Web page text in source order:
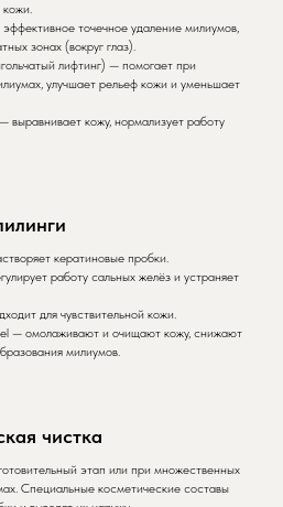
кожи.
точечное удаление милиумов,
зонах (вокруг глаз).
лифтинг) — помогает при
улучшает рельеф кожи и уменьшает
выравнивает кожу, нормализует работу
кератиновые пробки.
работу сальных желёз и устраняет
для чувствительной кожи.
— омолаживают и очищают кожу, снижают
милиумов.
чистка
этап или при множественных
Специальные косметические составы